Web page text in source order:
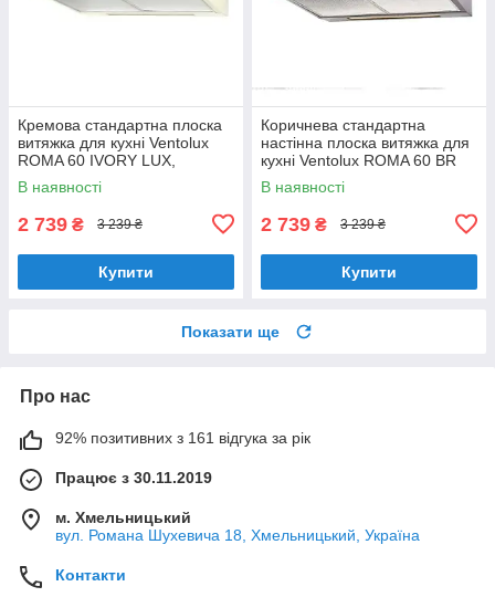
Кремова стандартна плоска
витяжка для кухні Ventolux
ROMA 60 IVORY LUX,
шириною 60 см, під навісну
шафу
В наявності
2 739 ₴ 3 239 ₴
Купити
Коричнева стандартна
настінна плоска витяжка для
кухні Ventolux ROMA 60 BR
LUX, шириною 60 см
В наявності
2 739 ₴ 3 239 ₴
Купити
Показати ще
Про нас
92% позитивних з 161 відгука за рік
Працює з 30.11.2019
м. Хмельницький
вул. Романа Шухевича 18, Хмельницький, Україна
Контакти